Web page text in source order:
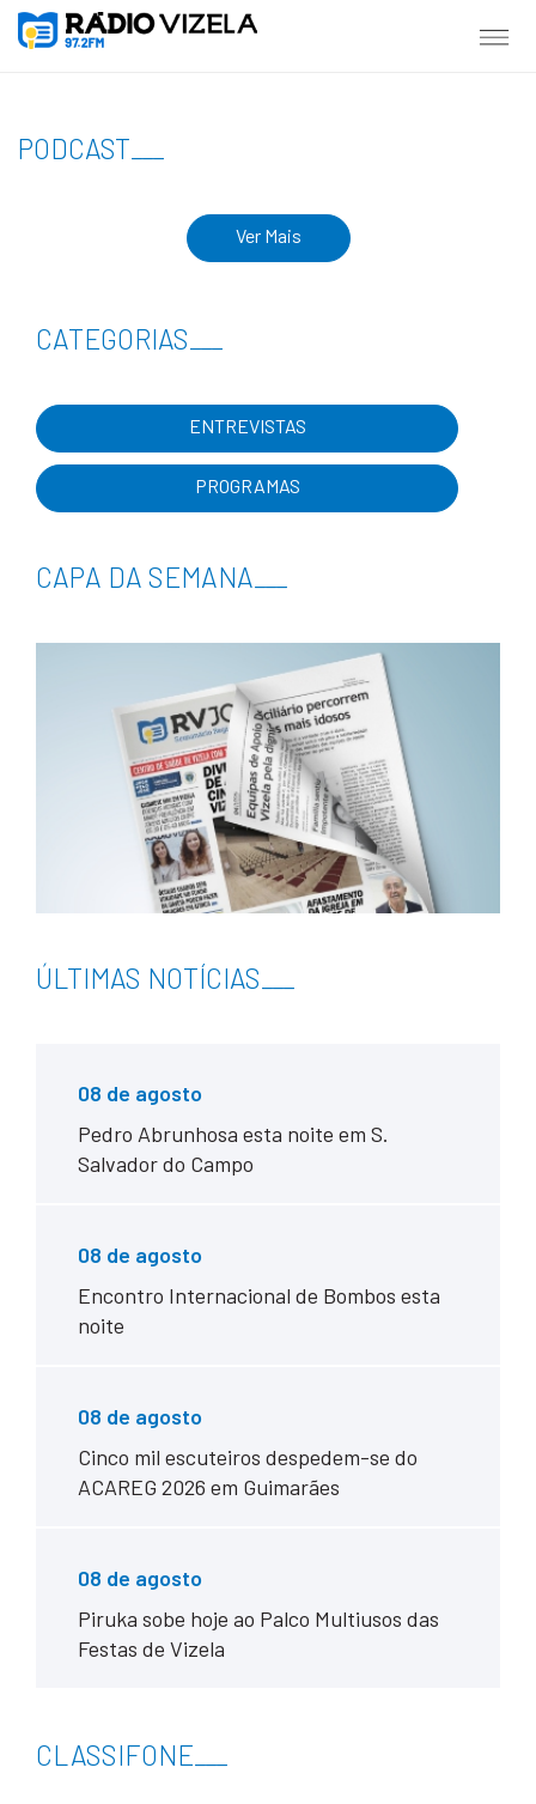
PODCAST
Ver Mais
CATEGORIAS
ENTREVISTAS
PROGRAMAS
CAPA DA SEMANA
ÚLTIMAS NOTÍCIAS
08 de agosto
Pedro Abrunhosa esta noite em S.
Salvador do Campo
08 de agosto
Encontro Internacional de Bombos esta
noite
08 de agosto
Cinco mil escuteiros despedem-se do
ACAREG 2026 em Guimarães
08 de agosto
Piruka sobe hoje ao Palco Multiusos das
Festas de Vizela
CLASSIFONE